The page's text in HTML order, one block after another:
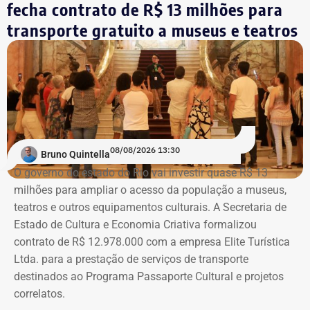
Eleitoral (TSE).
Trecho da ação civil pública que pede a investigação de nove páginas no
Instagram sobre Búzios — Foto: Reprodução.
Na ação, a prefeitura também pede informações
cadastrais, endereços eletrônicos, telefones, IPs,
dispositivos utilizados, histórico de nomes,
administradores atuais e anteriores, contas vinculadas,
meios de recuperação, contas publicitárias e dados de
pagamento. Com isso, a Meta também seria obrigada a
elaborar uma tabela comparativa, indicando se os perfis
compartilham telefones, dispositivos, endereços de IP,
administradores, contas de anúncios, meios de
pagamento ou gerenciadores de negócios.
aquisições do acervo, e a Sala Bernardelli, que será aberta
integralmente. Em setembro, a sala também abrigará a
mostra “Abolicionistas Brasileiras”.
Com informações do colunista Ancelmo Gois, do Jornal
“O Globo”.
fecha contrato de R$ 13 milhões para
transporte gratuito a museus e teatros
Bruno Quintella08/08/2026 13:30
O governo do estado do Rio vai investir quase R$ 13
milhões para ampliar o acesso da população a museus,
teatros e outros equipamentos culturais. A Secretaria de
Estado de Cultura e Economia Criativa formalizou
contrato de R$ 12.978.000 com a empresa Elite Turística
Ltda. para a prestação de serviços de transporte
destinados ao Programa Passaporte Cultural e projetos
correlatos.